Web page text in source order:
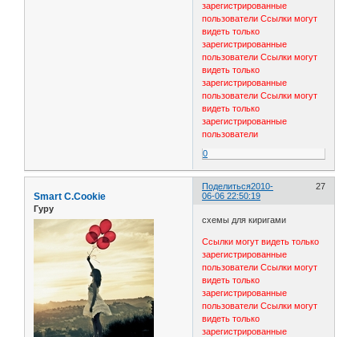
зарегистрированные
пользователи Ссылки могут
видеть только
зарегистрированные
пользователи Ссылки могут
видеть только
зарегистрированные
пользователи Ссылки могут
видеть только
зарегистрированные
пользователи
0
Поделиться 27
2010-
06-06 22:50:19
Smart C.Cookie
Гуру
схемы для киригами
Ссылки могут видеть только
зарегистрированные
пользователи Ссылки могут
видеть только
зарегистрированные
пользователи Ссылки могут
видеть только
зарегистрированные